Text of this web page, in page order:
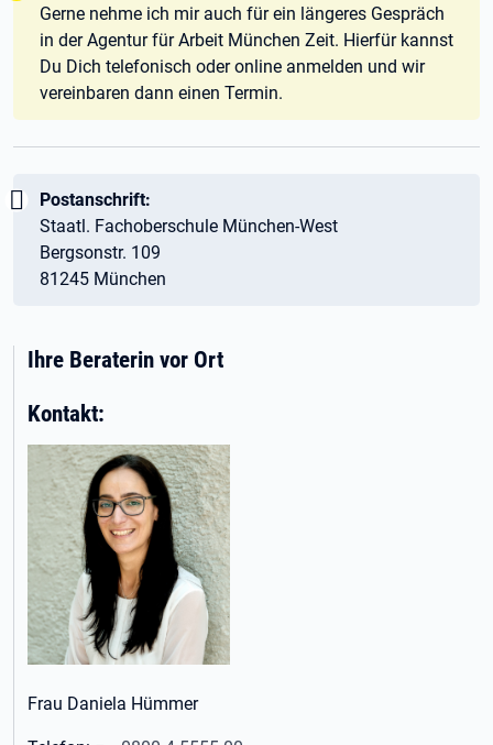
Gerne nehme ich mir auch für ein längeres Gespräch
in der Agentur für Arbeit München Zeit. Hierfür kannst
Du Dich telefonisch oder online anmelden und wir
vereinbaren dann einen Termin.
Wichtig:
Postanschrift:
Staatl. Fachoberschule München-West
Bergsonstr. 109
81245 München
Ihre Beraterin vor Ort
Kontakt:
Frau Daniela Hümmer